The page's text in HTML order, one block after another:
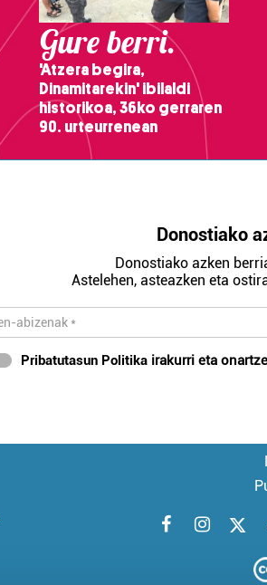
Gure berri.
'Atzera begira,
Dinamitarekin' ibilaldi
historikoa, 36ko gerraren
90. urteurrenean
Donostiako
Donostiako azken
Astelehen, asteazken eta
Pribatutasun Politika irakurri eta